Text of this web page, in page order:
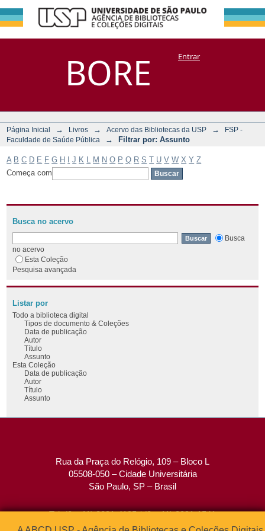
BORE
Filtrar por:
Assunto
DSpace/Manakin + CoriscoEntrar
Página Inicial → Livros → Acervo das Bibliotecas da USP →
FSP -
Faculdade de Saúde Pública
→ Filtrar por: Assunto
A B C D E F G H J K M N O P Q R S T U V W X Y Z
Começa com
Busca no acervo
Busca
no acervo
Esta Coleção
Pesquisa avançada
Listar por
Todo a biblioteca digital
Tipos de documento & Coleções
Data de publicação
Autor
Título
Assunto
Esta Coleção
Data de publicação
Autor
Título
Assunto
Rua da Praça do Relógio, 109 – Bloco L
05508-050 – Cidade Universitária
São Paulo, SP – Brasil
Tel: (0xx11) 3091-4195 / (0xx11) 3091-1541
Fax: (0xx11) 3091-1567